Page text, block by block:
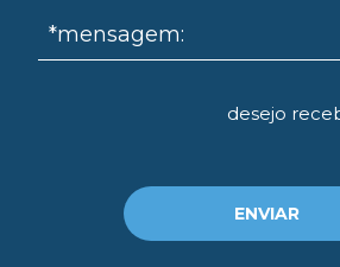
*mensagem:
desejo
ENVIAR